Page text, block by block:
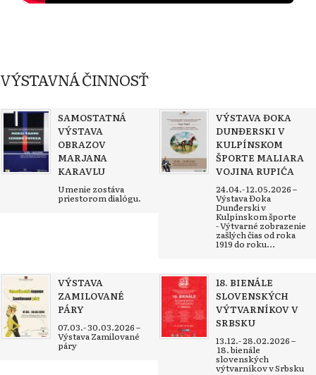
VÝSTAVNÁ ČINNOSŤ
SAMOSTATNÁ
VÝSTAVA
OBRAZOV
MARJANA
KARAVLU
Umenie zostáva
priestorom dialógu.
VÝSTAVA ĐOKA
DUNĐERSKI V
KULPÍNSKOM
ŠPORTE MALIARA
VOJINA RUPIĆA
24.04.- 12.05.2026 –
Výstava Đoka
Dunđerski v
Kulpínskom športe
- Výtvarné zobrazenie
zašlých čias od roka
1919 do roku...
VÝSTAVA
ZAMILOVANÉ
PÁRY
07.03.- 30.03.2026 –
Výstava Zamilované
páry
18. BIENÁLE
SLOVENSKÝCH
VÝTVARNÍKOV V
SRBSKU
13.12.- 28.02.2026 –
18. bienále
slovenských
výtvarníkov v Srbsku